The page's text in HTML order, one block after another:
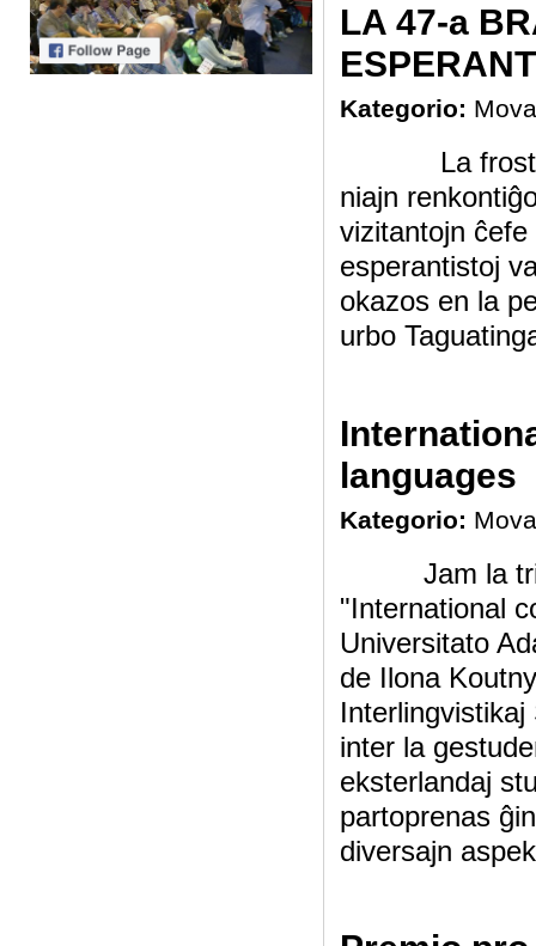
LA 47-a
Kategorio:
La frosta
niajn
vizitantojn
esperantistoj
okazos en la
urbo
languages
Kategorio:
Jam la trian
"International
Universitato
de Ilona
inter la
eksterlandaj
partoprenas
diversajn